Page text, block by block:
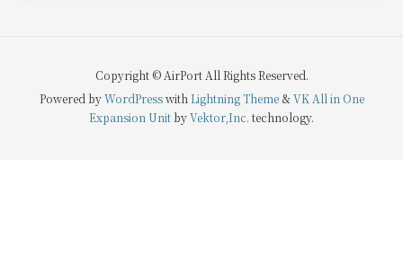
Copyright © AirPort All Rights Reserved.
Powered byWordPresswith Lightning Theme& VK All in One
Expansion Unit byVektor,Inc.technology.